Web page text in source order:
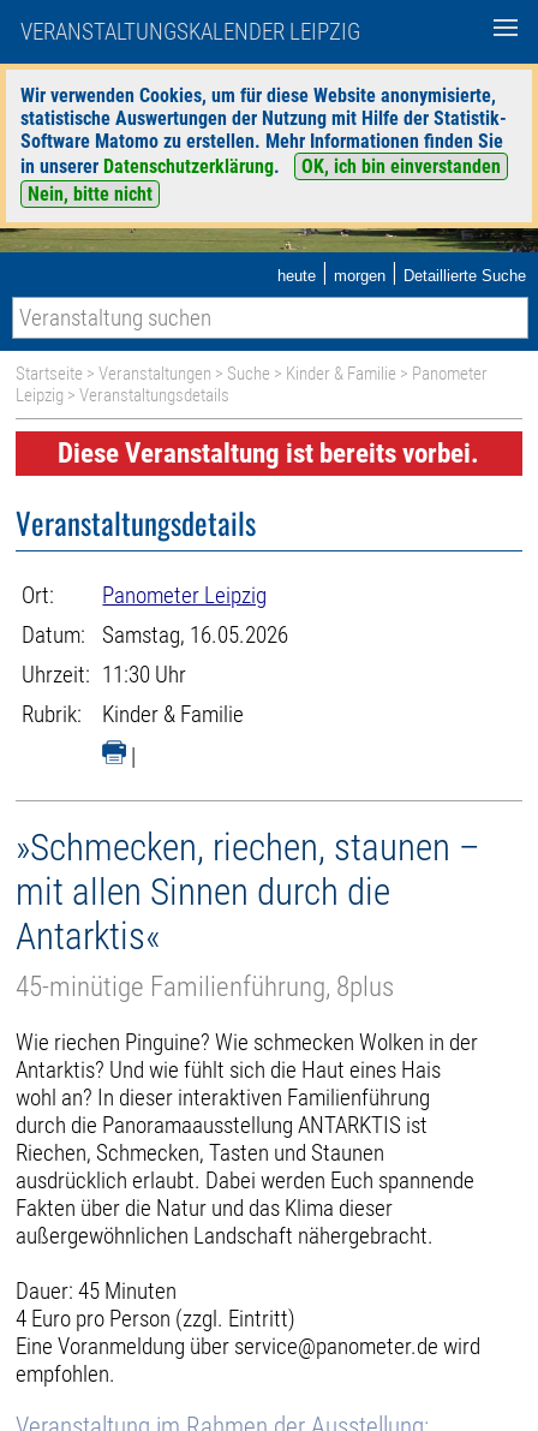
VERANSTALTUNGSKALENDER LEIPZIG
Wir verwenden Cookies, um für diese Website anonymisierte,
statistische Auswertungen der Nutzung mit Hilfe der Statistik-
Software Matomo zu erstellen. Mehr Informationen finden Sie
in unserer Datenschutzerklärung.
OK, ich bin einverstanden
Nein, bitte nicht
heute | morgen | Detaillierte Suche
Startseite >Veranstaltungen > Suche > Kinder & Familie > Panometer
Leipzig > Veranstaltungsdetails
Diese Veranstaltung ist bereits vorbei.
Veranstaltungsdetails
Ort:
Panometer Leipzig
Datum:
Samstag, 16.05.2026
Uhrzeit: 11:30 Uhr
Rubrik:
Kinder & Familie
|
»Schmecken, riechen, staunen –
mit allen Sinnen durch die
Antarktis«
45-minütige Familienführung, 8plus
Wie riechen Pinguine? Wie schmecken Wolken in der
Antarktis? Und wie fühlt sich die Haut eines Hais
wohl an? In dieser interaktiven Familienführung
durch die Panoramaausstellung ANTARKTIS ist
Riechen, Schmecken, Tasten und Staunen
ausdrücklich erlaubt. Dabei werden Euch spannende
Fakten über die Natur und das Klima dieser
außergewöhnlichen Landschaft nähergebracht.
Dauer: 45 Minuten
4 Euro pro Person (zzgl. Eintritt)
Eine Voranmeldung über service@panometer.de wird
empfohlen.